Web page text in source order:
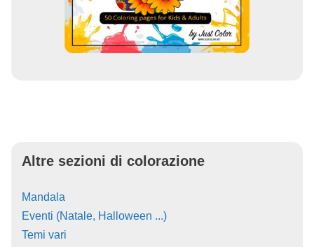
Altre sezioni di colorazione
Mandala
Eventi (Natale, Halloween ...)
Temi vari